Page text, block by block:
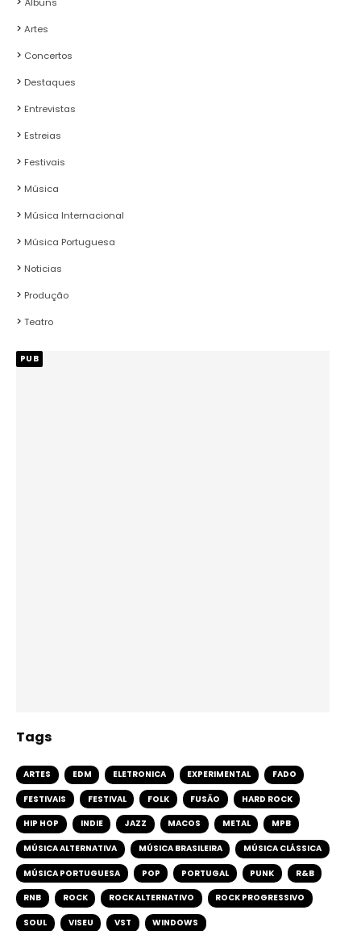
Artes
Concertos
Destaques
Entrevistas
Estreias
Festivais
Música
Música Internacional
Música Portuguesa
Noticias
Produção
Teatro
PUB
Tags
ARTES EDM ELETRONICA EXPERIMENTAL FADO
FESTIVAIS FESTIVAL FOLK FUSÃO HARD ROCK
HIP HOP INDIE JAZZ MACOS METAL MPB
MÚSICA ALTERNATIVA MÚSICA BRASILEIRA MÚSICA CLÁSSICA
MÚSICA PORTUGUESA POP PORTUGAL PUNK R&B
RNB ROCK ROCK ALTERNATIVO ROCK PROGRESSIVO
SOUL VISEU VST WINDOWS